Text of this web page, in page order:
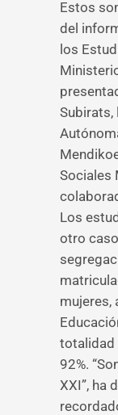
Estos
del
los
Subirats,
Sociales
Los
otro
mujeres,
totalidad
92%.
XXI”, ha